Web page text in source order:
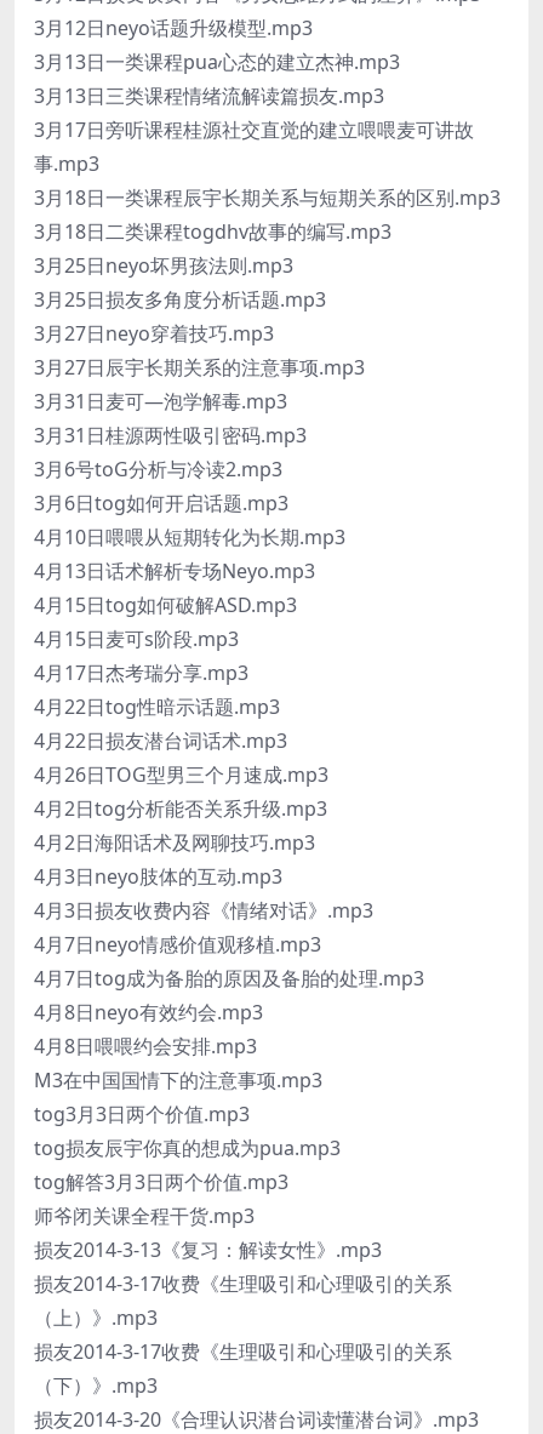
3月12日neyo话题升级模型.mp3
3月13日一类课程pua心态的建立杰神.mp3
3月13日三类课程情绪流解读篇损友.mp3
3月17日旁听课程桂源社交直觉的建立喂喂麦可讲故
事.mp3
3月18日一类课程辰宇长期关系与短期关系的区别.mp3
3月18日二类课程togdhv故事的编写.mp3
3月25日neyo坏男孩法则.mp3
3月25日损友多角度分析话题.mp3
3月27日neyo穿着技巧.mp3
3月27日辰宇长期关系的注意事项.mp3
3月31日麦可—泡学解毒.mp3
3月31日桂源两性吸引密码.mp3
3月6号toG分析与冷读2.mp3
3月6日tog如何开启话题.mp3
4月10日喂喂从短期转化为长期.mp3
4月13日话术解析专场Neyo.mp3
4月15日tog如何破解ASD.mp3
4月15日麦可s阶段.mp3
4月17日杰考瑞分享.mp3
4月22日tog性暗示话题.mp3
4月22日损友潜台词话术.mp3
4月26日TOG型男三个月速成.mp3
4月2日tog分析能否关系升级.mp3
4月2日海阳话术及网聊技巧.mp3
4月3日neyo肢体的互动.mp3
4月3日损友收费内容《情绪对话》.mp3
4月7日neyo情感价值观移植.mp3
4月7日tog成为备胎的原因及备胎的处理.mp3
4月8日neyo有效约会.mp3
4月8日喂喂约会安排.mp3
M3在中国国情下的注意事项.mp3
tog3月3日两个价值.mp3
tog损友辰宇你真的想成为pua.mp3
tog解答3月3日两个价值.mp3
师爷闭关课全程干货.mp3
损友2014-3-13《复习：解读女性》.mp3
损友2014-3-17收费《生理吸引和心理吸引的关系
（上）》.mp3
损友2014-3-17收费《生理吸引和心理吸引的关系
（下）》.mp3
损友2014-3-20《合理认识潜台词读懂潜台词》.mp3